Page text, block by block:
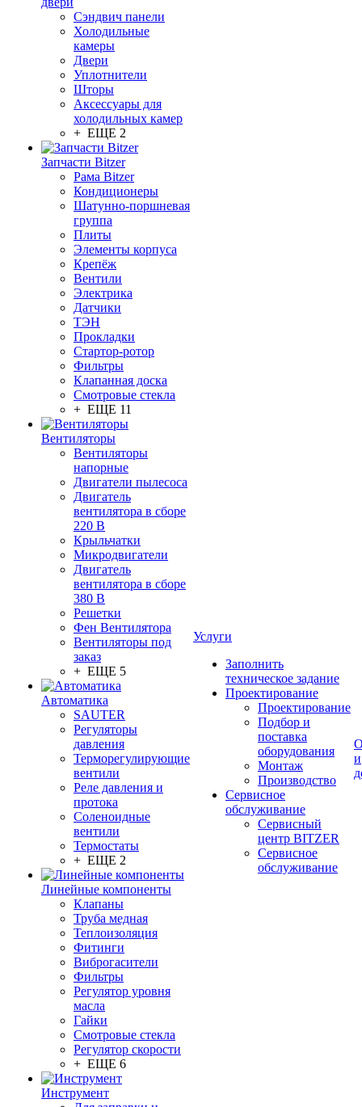
Сэндвич панели
Холодильные
камеры
Двери
Уплотнители
Шторы
Аксессуары для
холодильных камер
+ ЕЩЕ 2
Запчасти Bitzer
Рама Bitzer
Кондиционеры
Шатунно-поршневая
группа
Плиты
Элементы корпуса
Крепёж
Вентили
Электрика
Датчики
ТЭН
Прокладки
Стартор-ротор
Фильтры
Клапанная доска
Смотровые стекла
+ ЕЩЕ 11
Вентиляторы
Вентиляторы
напорные
Двигатели пылесоса
Двигатель
вентилятора в сборе
220 В
Крыльчатки
Микродвигатели
Двигатель
вентилятора в сборе
380 В
Решетки
Фен Вентилятора
Вентиляторы под
заказ
+ ЕЩЕ 5
Автоматика
SAUTER
Регуляторы
давления
Терморегулирующие
вентили
Реле давления и
протока
Соленоидные
вентили
Термостаты
+ ЕЩЕ 2
Линейные компоненты
Клапаны
Труба медная
Теплоизоляция
Фитинги
Виброгасители
Фильтры
Регулятор уровня
масла
Гайки
Смотровые стекла
Регулятор скорости
+ ЕЩЕ 6
Инструмент
Услуги
Заполнить
техническое задание
Проектирование
Проектирование
Подбор и
поставка
оборудования
Монтаж
Производство
Сервисное
обслуживание
Сервисный
центр BITZER
Сервисное
обслуживание
и